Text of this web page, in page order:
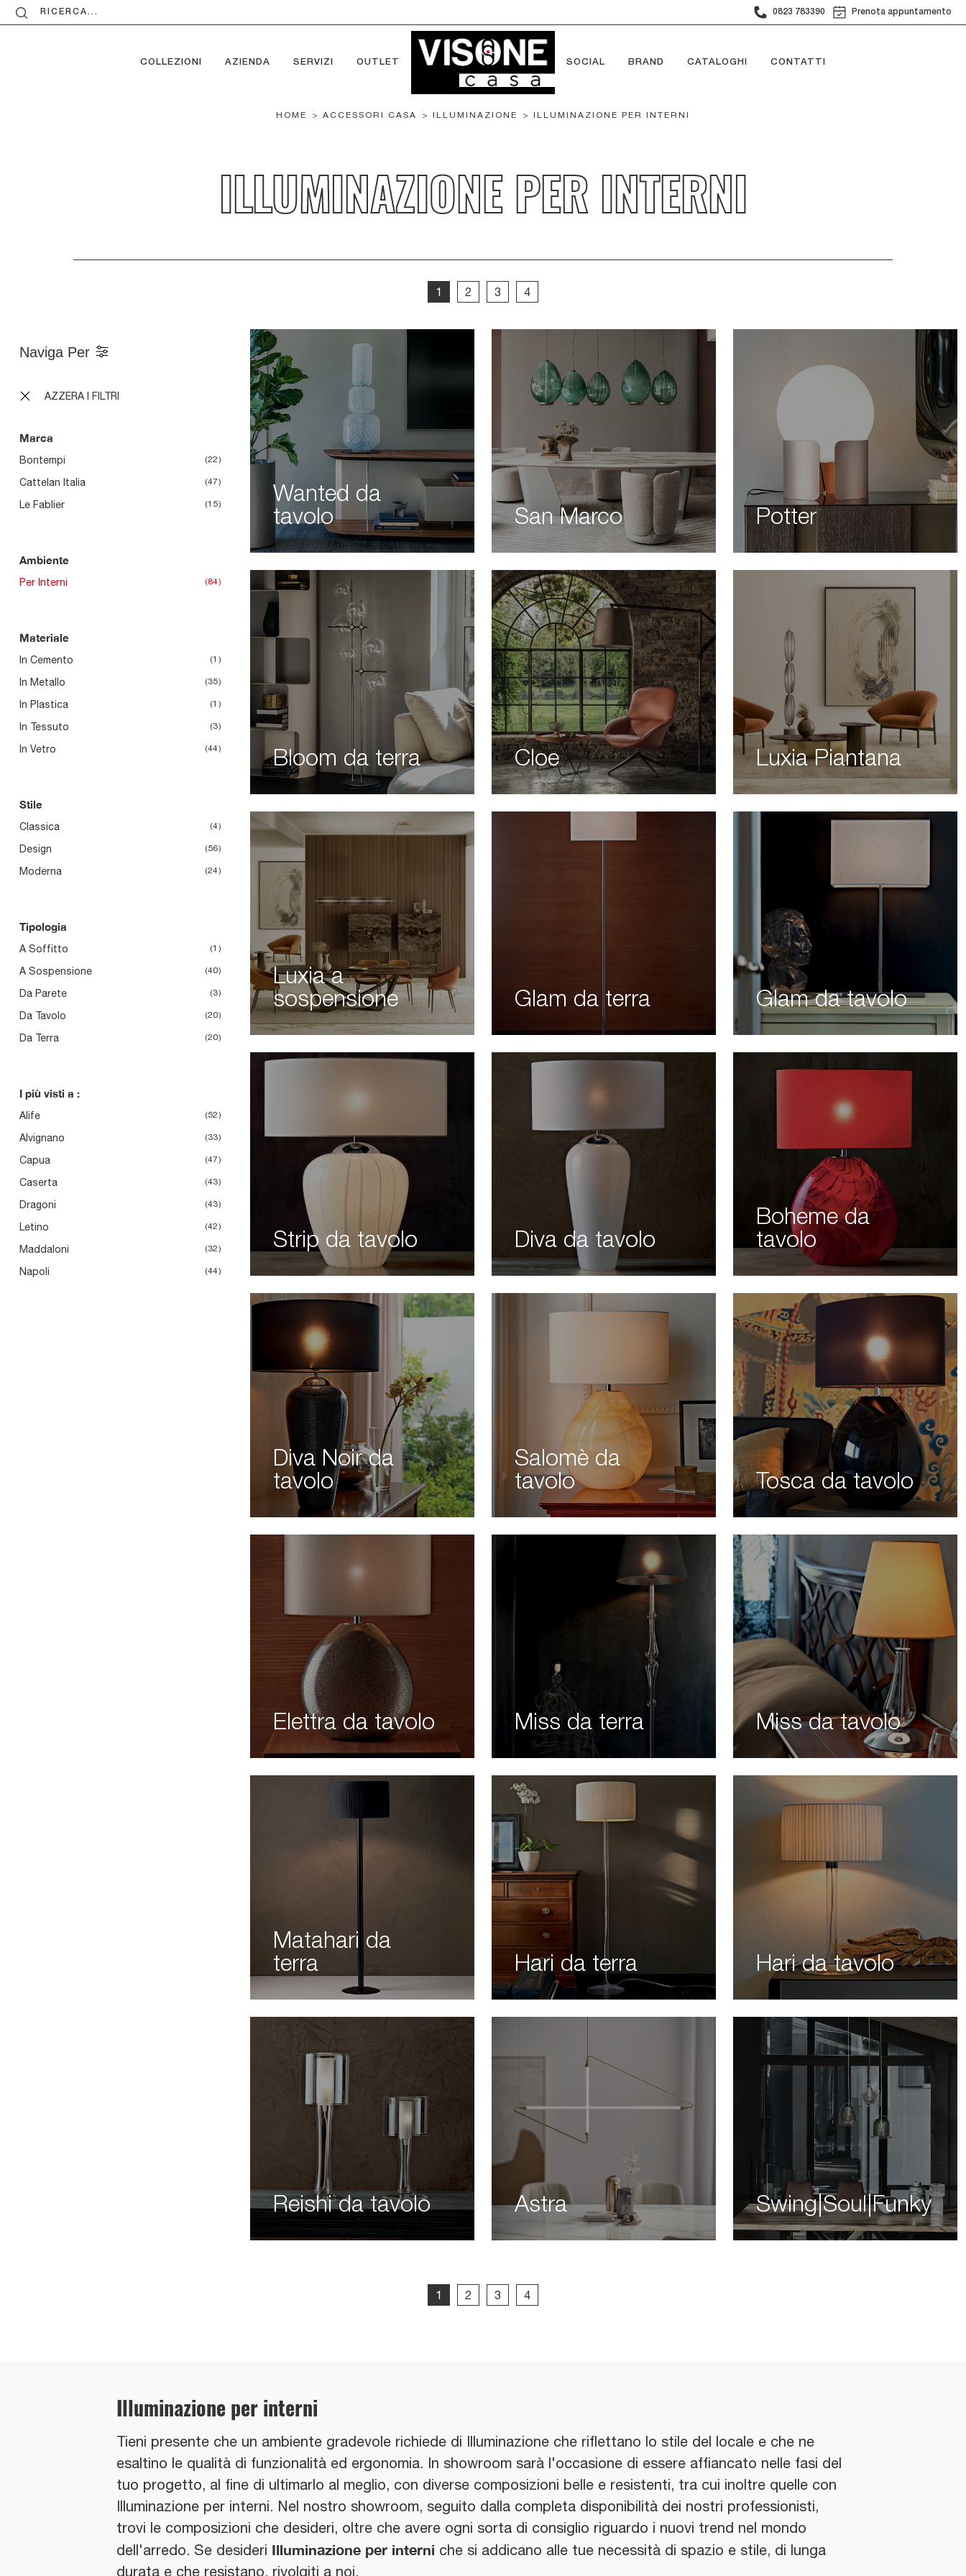
RICERCA... 0823 783390 Prenota appuntamento
COLLEZIONI AZIENDA SERVIZI OUTLET SOCIAL BRAND CATALOGHI CONTATTI
HOME > ACCESSORI CASA > ILLUMINAZIONE > ILLUMINAZIONE PER INTERNI
ILLUMINAZIONE PER INTERNI
1 2 3 4
Naviga Per
AZZERA I FILTRI
Marca
Bontempi 22
Cattelan Italia 47
Le Fablier 15
Ambiente
Per Interni 84
Materiale
In Cemento 1
In Metallo 35
In Plastica 1
In Tessuto 3
In Vetro 44
Stile
Classica 4
Design 56
Moderna 24
Tipologia
A Soffitto 1
A Sospensione 40
Da Parete 3
Da Tavolo 20
Da Terra 20
I più visti a :
Alife 52
Alvignano 33
Capua 47
Caserta 43
Dragoni 43
Letino 42
Maddaloni 32
Napoli 44
Wanted da
tavolo
San Marco Potter
Bloom da terra Cloe Luxia Piantana
Luxia a
sospensione
Glam da terra Glam da tavolo
Strip da tavolo Diva da tavolo
Boheme da
tavolo
Diva Noir da
tavolo
Salomè da
tavolo
Tosca da tavolo
Elettra da tavolo Miss da terra Miss da tavolo
Matahari da
terra
Hari da terra Hari da tavolo
Reishi da tavolo Astra Swing|Soul|Funky
1 2 3 4
Illuminazione per interni
Tieni presente che un ambiente gradevole richiede di Illuminazione che riflettano lo stile del locale e che ne
esaltino le qualità di funzionalità ed ergonomia. In showroom sarà l'occasione di essere affiancato nelle fasi del
tuo progetto, al fine di ultimarlo al meglio, con diverse composizioni belle e resistenti, tra cui inoltre quelle con
Illuminazione per interni. Nel nostro showroom, seguito dalla completa disponibilità dei nostri professionisti,
trovi le composizioni che desideri, oltre che avere ogni sorta di consiglio riguardo i nuovi trend nel mondo
dell'arredo. Se desideri Illuminazione per interni che si addicano alle tue necessità di spazio e stile, di lunga
durata e che resistano, rivolgiti a noi.